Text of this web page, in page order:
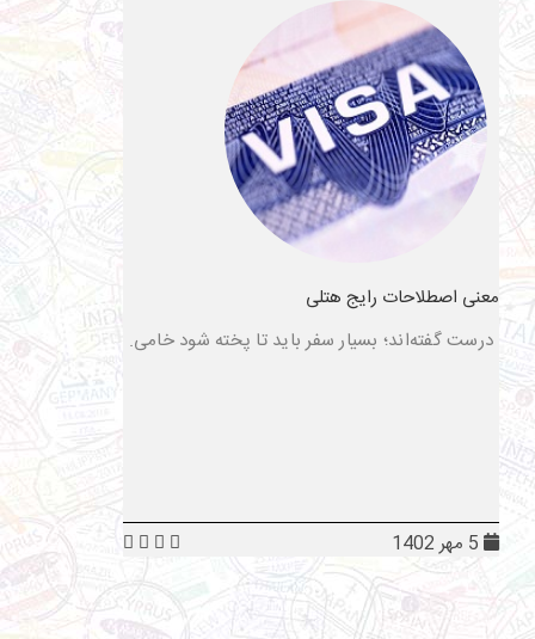
معنی اصطلاحات رایج هتلی
درست گفته‌اند؛ بسیار سفر باید تا پخته شود خامی.